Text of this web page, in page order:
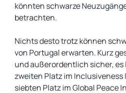
könnten schwarze
betrachten.
Nichts desto trotz können
von Portugal erwarten. Kurz
und außerordentlich sicher,
zweiten Platz im Inclusiveness
siebten Platz im Global Peace